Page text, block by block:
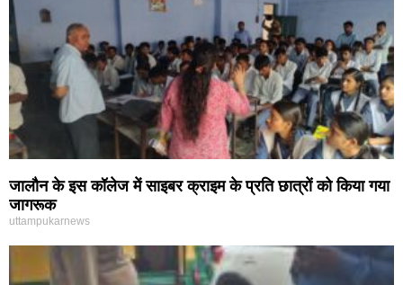
जालौन के इस कॉलेज में साइबर क्राइम के प्रति छात्रों को किया गया
जागरूक
uttampukarnews